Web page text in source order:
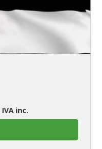
IVA inc.